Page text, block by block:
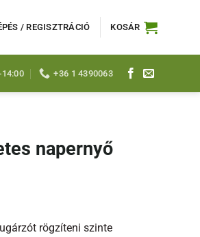
/ REGISZTRÁCIÓ KOSÁR
14:00 +36 1 4390063
napernyő
rögzíteni szinte